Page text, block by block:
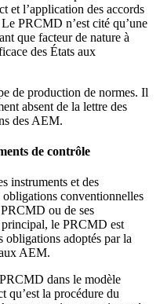
et l’application des accords
Le PRCMD n’est cité qu’une
que facteur de nature à
des États aux
de production de normes. Il
absent de la lettre des
des AEM.
de contrôle
instruments et des
obligations conventionnelles
ou de ses
le PRCMD est
obligations adoptés par la
AEM.
dans le modèle
qu’est la procédure du